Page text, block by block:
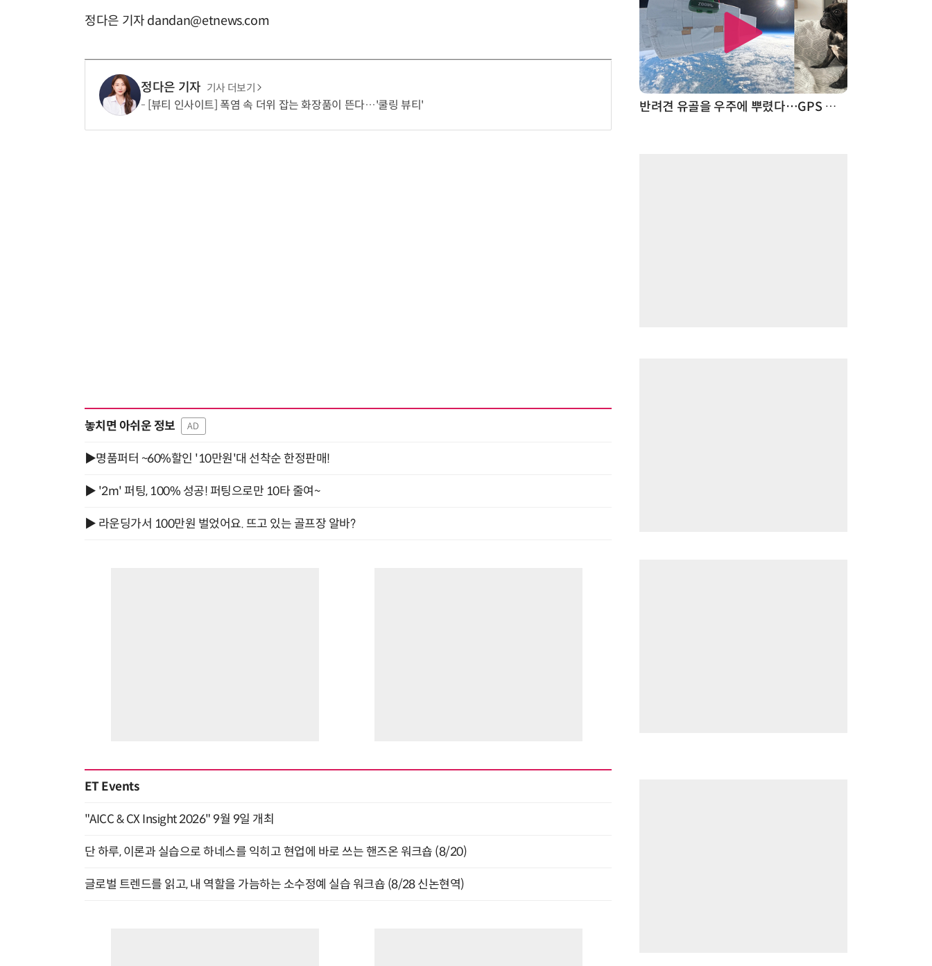
정다은 기자 dandan@etnews.com
정다은 기자 기사 더보기
[뷰티 인사이트] 폭염 속 더위 잡는 화장품이 뜬다…'쿨링 뷰티'
놓치면 아쉬운 정보 AD
▶명품퍼터 ~60%할인 '10만원'대 선착순 한정판매!
▶ '2m' 퍼팅, 100% 성공! 퍼팅으로만 10타 줄여~
▶ 라운딩가서 100만원 벌었어요. 뜨고 있는 골프장 알바?
ET Events
"AICC & CX Insight 2026" 9월 9일 개최
단 하루, 이론과 실습으로 하네스를 익히고 현업에 바로 쓰는 핸즈온 워크숍 (8/20)
글로벌 트렌드를 읽고, 내 역할을 가늠하는 소수정예 실습 워크숍 (8/28 신논현역)
헬기 착륙 방해한 염소 떼…양치기 개가 길 터줬다 반려견 유골을 우주에 뿌렸다…GPS 추적기로 회수까지 성공